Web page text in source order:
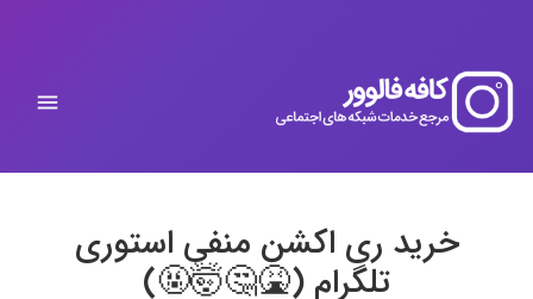
خرید ری اکشن منفی استوری
تلگرام (🤮🤔🤯🤬)